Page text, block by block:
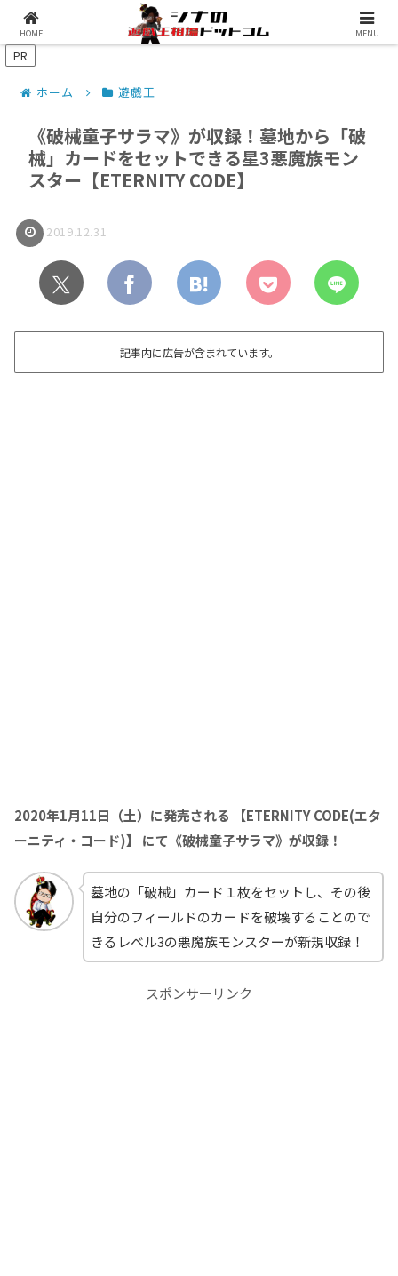
シナコムについて
PR
ホーム 遊戯王
《破械童子サラマ》が収録！墓地から「破
械」カードをセットできる星3悪魔族モン
スター【ETERNITY CODE】
2019.12.31
記事内に広告が含まれています。
2020年1月11日（土）に発売される 【ETERNITY CODE(エタ
ーニティ・コード)】 にて《破械童子サラマ》が収録！
墓地の「破械」カード１枚をセットし、その後
自分のフィールドのカードを破壊することので
きるレベル3の悪魔族モンスターが新規収録！
スポンサーリンク
HOME MENU